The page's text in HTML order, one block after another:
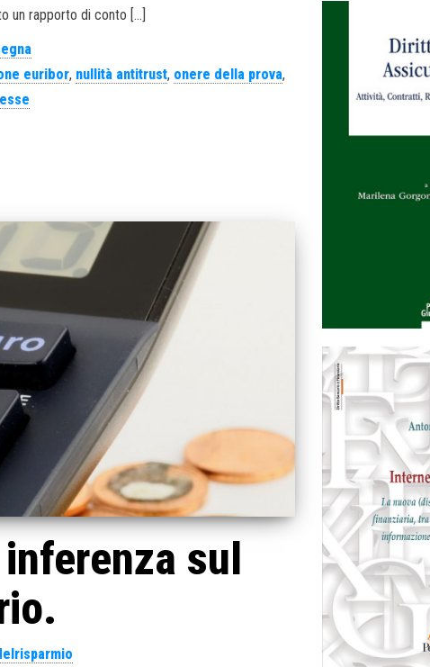
un rapporto di conto […]
euribor, nullità antitrust, onere della prova,
sul